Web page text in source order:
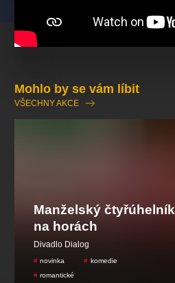
Mohlo by se vám líbit
VŠECHNY AKCE
Manželský čtyřúhelník
na horách
Divadlo Dialog
novinka
komedie
romantické